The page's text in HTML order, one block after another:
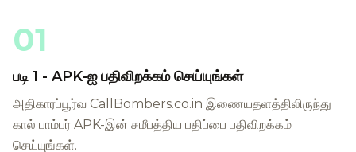
01
படி 1 - APK-ஐ பதிவிறக்கம் செய்யுங்கள்
அதிகாரப்பூர்வ CallBombers.co.in இணையதளத்திலிருந்து
கால் பாம்பர் APK-இன் சமீபத்திய பதிப்பை பதிவிறக்கம்
செய்யுங்கள்.